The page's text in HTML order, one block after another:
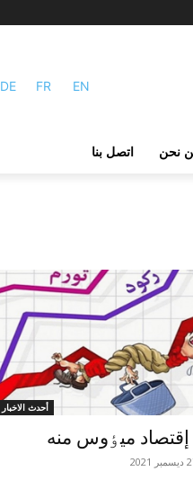
DE FR EN
نحن اتصل بنا
أحدث الاخبار
إقتصاد ميٶوس منه
2021